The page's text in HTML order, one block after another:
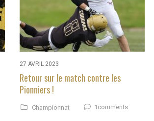
27 AVRIL 2023
Retour sur le match contre les
Pionniers !
Championnat 1comments